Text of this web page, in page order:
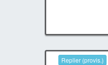
Replier (provis.)